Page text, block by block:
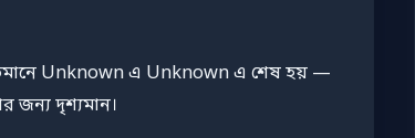
Unknown এ Unknown এ শেষ হয় —
জন্য দৃশ্যমান।